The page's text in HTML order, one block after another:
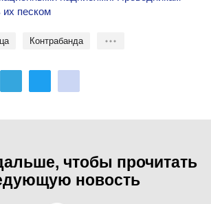
их песком
контрабанда
чтобы прочитать
новость